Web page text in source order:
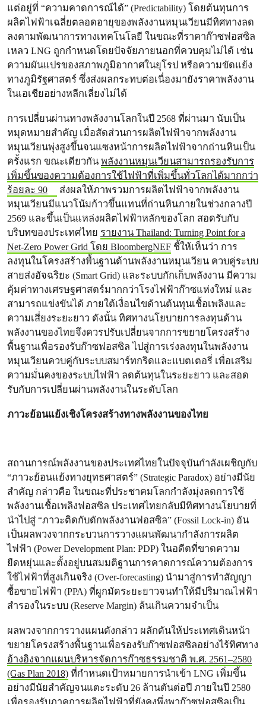
แต่อยู่ที่ “ความคาดการณ์ได้” (Predictability) โดยต้นทุนการ
ผลิตไฟฟ้าเฉลี่ยตลอดอายุของพลังงานหมุนเวียนมีทิศทางลด
ลงตามพัฒนาการทางเทคโนโลยี ในขณะที่ราคาก๊าซฟอสซิล
เหลว LNG ถูกกำหนดโดยปัจจัยภายนอกที่ควบคุมไม่ได้ เช่น
ความผันแปรของสภาพภูมิอากาศในยุโรป หรือความขัดแย้ง
ทางภูมิรัฐศาสตร์ ซึ่งส่งผลกระทบต่อเนื่องมายังราคาพลังงาน
ในเอเชียอย่างหลีกเลี่ยงไม่ได้
การเปลี่ยนผ่านทางพลังงานโลกในปี 2568 ที่ผ่านมา นับเป็น
หมุดหมายสำคัญ เมื่อสัดส่วนการผลิตไฟฟ้าจากพลังงาน
หมุนเวียนพุ่งสูงขึ้นจนแซงหน้าการผลิตไฟฟ้าจากถ่านหินเป็น
ครั้งแรก ขณะเดียวกัน พลังงานหมุนเวียนสามารถรองรับการ
เพิ่มขึ้นของความต้องการใช้ไฟฟ้าที่เพิ่มขึ้นทั่วโลกได้มากกว่า
ร้อยละ 90
ส่งผลให้ภาพรวมการผลิตไฟฟ้าจากพลังงาน
หมุนเวียนมีแนวโน้มก้าวขึ้นแทนที่ถ่านหินภายในช่วงกลางปี
2569 และขึ้นเป็นแหล่งผลิตไฟฟ้าหลักของโลก สอดรับกับ
บริบทของประเทศไทย รายงาน Thailand: Turning Point for a
Net-Zero Power Grid โดย BloombergNEF ชี้ให้เห็นว่า การ
ลงทุนในโครงสร้างพื้นฐานด้านพลังงานหมุนเวียน ควบคู่ระบบ
สายส่งอัจฉริยะ (Smart Grid) และระบบกักเก็บพลังงาน มีความ
คุ้มค่าทางเศรษฐศาสตร์มากกว่าโรงไฟฟ้าก๊าซแห่งใหม่ และ
สามารถแข่งขันได้ ภายใต้เงื่อนไขด้านต้นทุนเชื้อเพลิงและ
ความเสี่ยงระยะยาว ดังนั้น ทิศทางนโยบายการลงทุนด้าน
พลังงานของไทยจึงควรปรับเปลี่ยนจากการขยายโครงสร้าง
พื้นฐานเพื่อรองรับก๊าซฟอสซิล ไปสู่การเร่งลงทุนในพลังงาน
หมุนเวียนควบคู่กับระบบสมาร์ทกริดและแบตเตอรี่ เพื่อเสริม
ความมั่นคงของระบบไฟฟ้า ลดต้นทุนในระยะยาว และสอด
รับกับการเปลี่ยนผ่านพลังงานในระดับโลก
ภาวะย้อนแย้งเชิงโครงสร้างทางพลังงานของไทย
สถานการณ์พลังงานของประเทศไทยในปัจจุบันกำลังเผชิญกับ
“ภาวะย้อนแย้งทางยุทธศาสตร์” (Strategic Paradox) อย่างมีนัย
สำคัญ กล่าวคือ ในขณะที่ประชาคมโลกกำลังมุ่งลดการใช้
พลังงานเชื้อเพลิงฟอสซิล ประเทศไทยกลับมีทิศทางนโยบายที่
นำไปสู่ “ภาวะติดกับดักพลังงานฟอสซิล” (Fossil Lock-in) อัน
เป็นผลพวงจากกระบวนการวางแผนพัฒนากำลังการผลิต
ไฟฟ้า (Power Development Plan: PDP) ในอดีตที่ขาดความ
ยืดหยุ่นและตั้งอยู่บนสมมติฐานการคาดการณ์ความต้องการ
ใช้ไฟฟ้าที่สูงเกินจริง (Over-forecasting) นำมาสู่การทำสัญญา
ซื้อขายไฟฟ้า (PPA) ที่ผูกมัดระยะยาวจนทำให้มีปริมาณไฟฟ้า
สำรองในระบบ (Reserve Margin) ล้นเกินความจำเป็น
ผลพวงจากการวางแผนดังกล่าว ผลักดันให้ประเทศเดินหน้า
ขยายโครงสร้างพื้นฐานเพื่อรองรับก๊าซฟอสซิลอย่างไร้ทิศทาง
อ้างอิงจากแผนบริหารจัดการก๊าซธรรมชาติ พ.ศ. 2561–2580
(Gas Plan 2018) ที่กำหนดเป้าหมายการนำเข้า LNG เพิ่มขึ้น
อย่างมีนัยสำคัญจนแตะระดับ 26 ล้านตันต่อปี ภายในปี 2580